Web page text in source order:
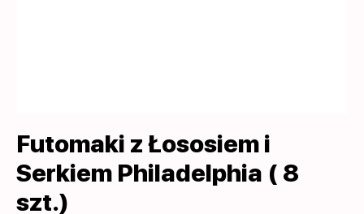
Futomaki z Łososiem i
Serkiem Philadelphia ( 8
szt.)